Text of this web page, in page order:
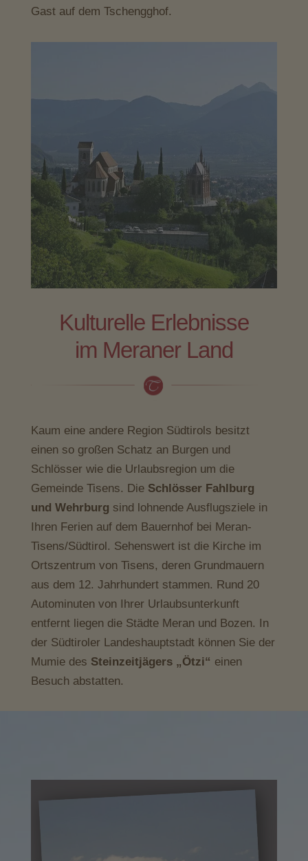
Gast auf dem Tschengghof.
Kulturelle Erlebnisse
im Meraner Land
Kaum eine andere Region Südtirols besitzt
einen so großen Schatz an Burgen und
Schlösser wie die Urlaubsregion um die
Gemeinde Tisens. Die Schlösser Fahlburg
und Wehrburg sind lohnende Ausflugsziele in
Ihren Ferien auf dem Bauernhof bei Meran-
Tisens/Südtirol. Sehenswert ist die Kirche im
Ortszentrum von Tisens, deren Grundmauern
aus dem 12. Jahrhundert stammen. Rund 20
Autominuten von Ihrer Urlaubsunterkunft
entfernt liegen die Städte Meran und Bozen. In
der Südtiroler Landeshauptstadt können Sie der
Mumie des Steinzeitjägers „Ötzi“ einen
Besuch abstatten.